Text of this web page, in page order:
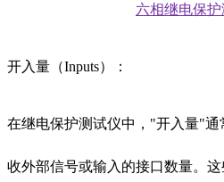
六相继电保
开入量（Inputs）：
在继电保护测试仪中，"开入量"
收外部信号或输入的接口数量。